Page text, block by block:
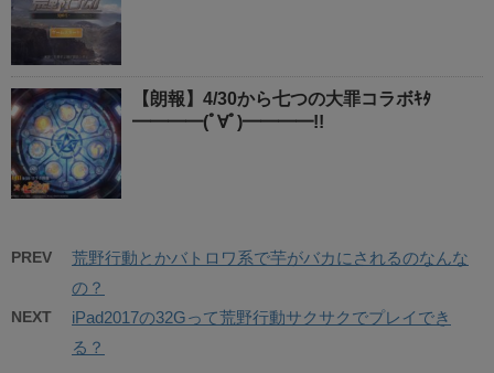
【朗報】4/30から七つの大罪コラボｷﾀ
━━━━(ﾟ∀ﾟ)━━━━!!
PREV
荒野行動とかバトロワ系で芋がバカにされるのなんな
の？
NEXT
iPad2017の32Gって荒野行動サクサクでプレイでき
る？